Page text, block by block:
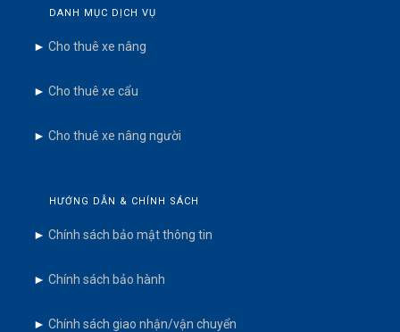
DANH MỤC DỊCH VỤ
►Cho thuê xe nâng
►Cho thuê xe cẩu
►Cho thuê xe nâng người
HƯỚNG DẪN & CHÍNH SÁCH
►Chính sách bảo mật thông tin
►Chính sách bảo hành
►Chính sách giao nhận/vận chuyển